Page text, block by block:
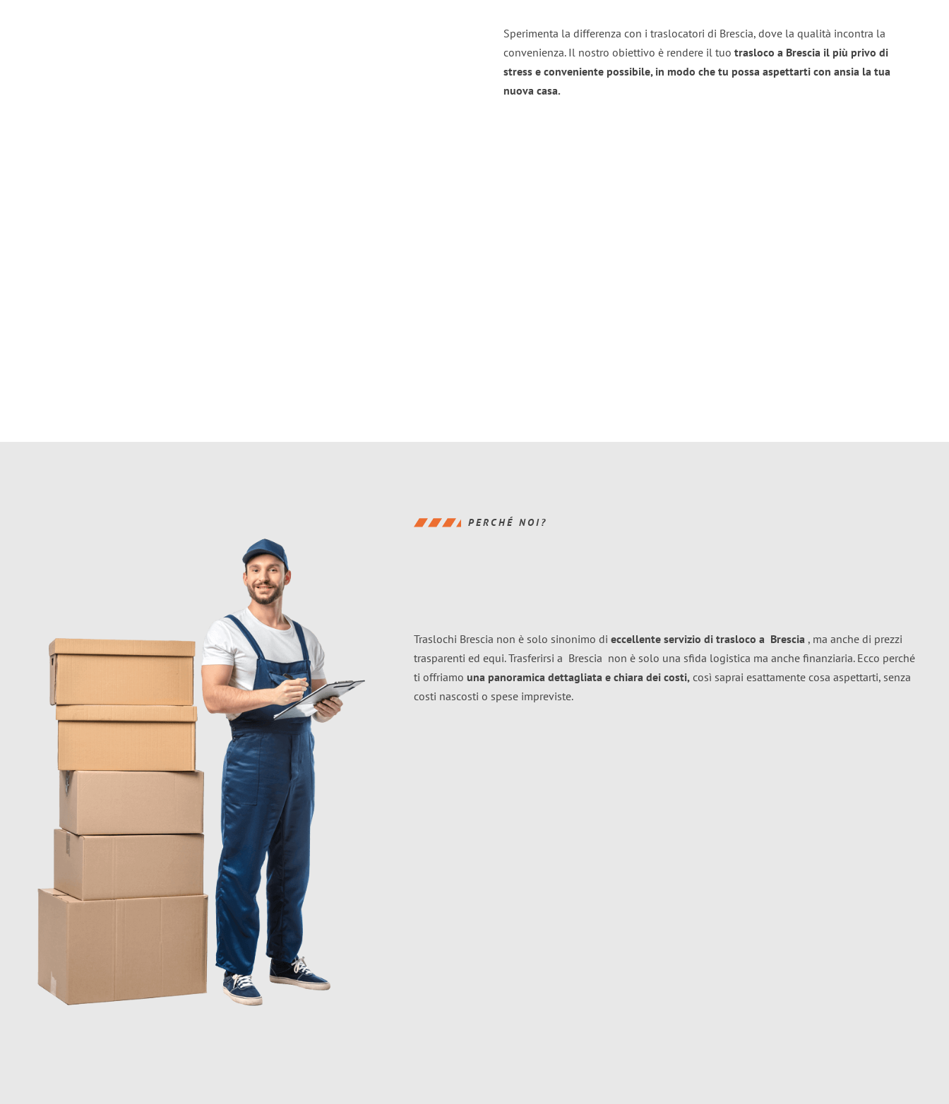
Sperimenta la differenza con i traslocatori di Brescia, dove la qualità incontra la
convenienza. Il nostro obiettivo è rendere il tuo trasloco a Brescia il più privo di
stress e conveniente possibile, in modo che tu possa aspettarti con ansia la tua
nuova casa.
PERCHÉ NOI?
Traslochi Brescia non è solo sinonimo di eccellente servizio di trasloco a Brescia , ma anche di prezzi
trasparenti ed equi. Trasferirsi a Brescia non è solo una sfida logistica ma anche finanziaria. Ecco perché
ti offriamo una panoramica dettagliata e chiara dei costi, così saprai esattamente cosa aspettarti, senza
costi nascosti o spese impreviste.